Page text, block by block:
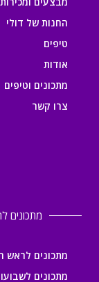
החנות של דולי
טיפים
אודות
מתכונים וטיפים
צרו קשר
מתכונים
מתכונים לראש
מתכונים